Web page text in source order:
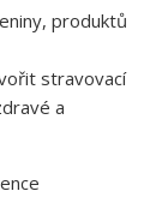
produktů
stravovací
a